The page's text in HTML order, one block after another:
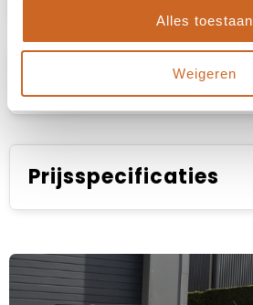
Alles toestaan
Weigeren
Specificaties
Prijsspecificaties